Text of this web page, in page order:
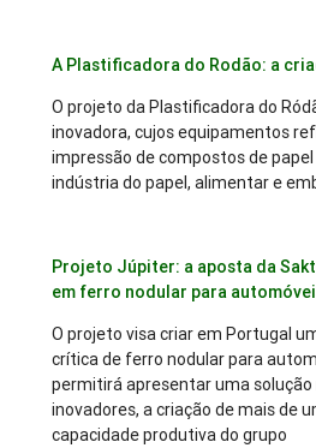
A Plastificadora do Rodão: a
O projeto da Plastificadora do
inovadora, cujos equipamentos
impressão de compostos de
indústria do papel, alimentar e
Projeto Júpiter: a aposta da
em ferro nodular para
O projeto visa criar em Portugal
crítica de ferro nodular para
permitirá apresentar uma
inovadores, a criação de mais de
capacidade produtiva do grupo